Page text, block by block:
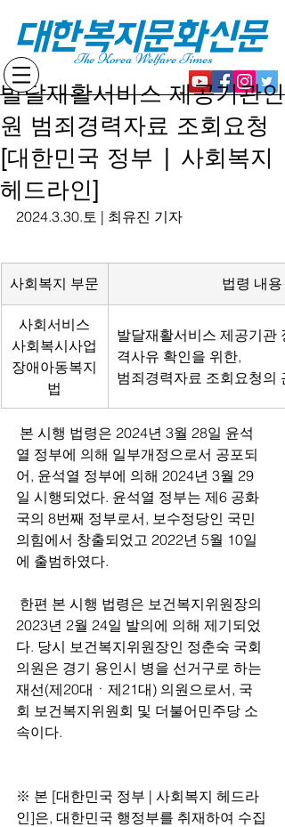
대한복지문화신문
The Korea Welfare Times
발달재활서비스 제공기관인
원 범죄경력자료 조회요청
[대한민국 정부 | 사회복지
헤드라인]
2024.3.30.토 | 최유진 기자
사회복지 부문 법령 내용
사회서비스
사회복시사업
장애아동복지
법
발달재활서비스 제공기관
격사유 확인을 위한,
범죄경력자료 조회요청의
열 정부에 의해 일부개정으로서 공포되
어, 윤석열 정부에 의해 2024년 3월 29
일 시행되었다. 윤석열 정부는 제6 공화
국의 8번째 정부로서, 보수정당인 국민
의힘에서 창출되었고 2022년 5월 10일
에 출범하였다.
한편 본 시행 법령은 보건복지위원장의
2023년 2월 24일 발의에 의해 제기되었
다. 당시 보건복지위원장인 정춘숙 국회
의원은 경기 용인시 병을 선거구로 하는
재선(제20대ㆍ제21대) 의원으로서, 국
회 보건복지위원회 및 더불어민주당 소
속이다.
※ 본 [대한민국 정부 | 사회복지 헤드라
인]은, 대한민국 행정부를 취재하여 수집